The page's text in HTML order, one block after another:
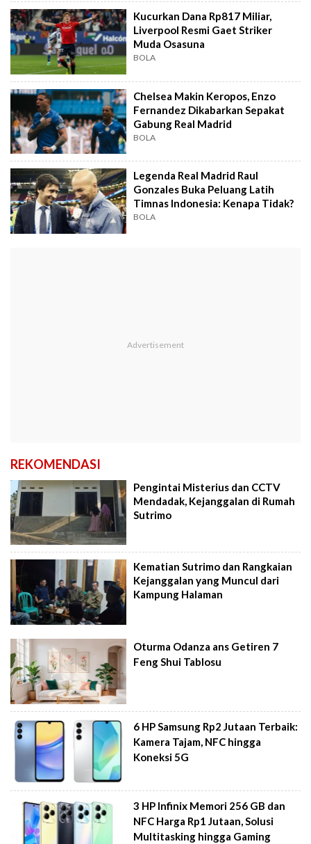
Kucurkan Dana Rp817 Miliar,
Liverpool Resmi Gaet Striker
Muda Osasuna
BOLA
Chelsea Makin Keropos, Enzo
Fernandez Dikabarkan Sepakat
Gabung Real Madrid
BOLA
Legenda Real Madrid Raul
Gonzales Buka Peluang Latih
Timnas Indonesia: Kenapa Tidak?
BOLA
REKOMENDASI
Pengintai Misterius dan CCTV
Mendadak, Kejanggalan di Rumah
Sutrimo
Kematian Sutrimo dan Rangkaian
Kejanggalan yang Muncul dari
Kampung Halaman
Oturma Odanza ans Getiren 7
Feng Shui Tablosu
6 HP Samsung Rp2 Jutaan Terbaik:
Kamera Tajam, NFC hingga
Koneksi 5G
3 HP Infinix Memori 256 GB dan
NFC Harga Rp1 Jutaan, Solusi
Multitasking hingga Gaming